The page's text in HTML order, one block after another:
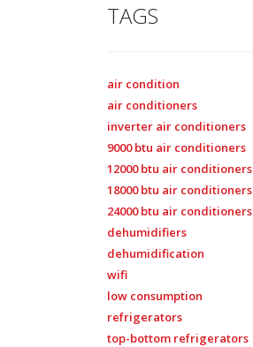
TAGS
air condition
air conditioners
inverter air conditioners
9000 btu air conditioners
12000 btu air conditioners
18000 btu air conditioners
24000 btu air conditioners
dehumidifiers
dehumidification
wifi
low consumption
refrigerators
top-bottom refrigerators